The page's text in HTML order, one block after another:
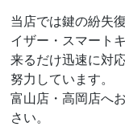
当店では鍵の紛失
イザー・スマート
来るだけ迅速に対
努力しています。
富山店・高岡店へ
さい。